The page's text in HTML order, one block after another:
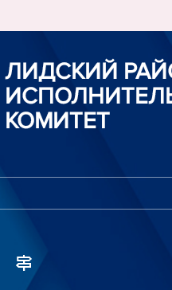
ЛИДСКИЙ
КОМИТЕТ